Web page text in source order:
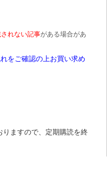
れない記事がある場合があ
をご確認の上お買い求め
りますので、定期購読を終